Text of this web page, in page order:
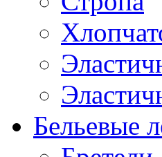
Бельевые